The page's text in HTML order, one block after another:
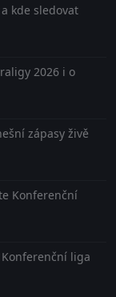
kde sledovat
2026 i o
zápasy živě
Konferenční
Konferenční liga